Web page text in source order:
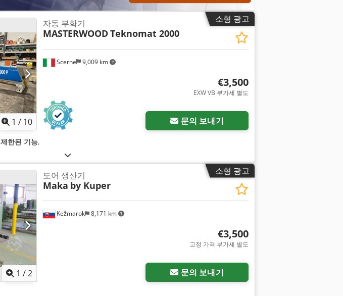
소형 광고
1 / 10
Scerne 9,009 km
자동 부화기
MASTERWOODTeknomat 2000
€3,500
EXW VB 부가세 별도
문의 보내기
제한된 기능,
소형 광고
추가 사진 요청
1 /2
Kežmarok 8,171 km
도어 생산기
Maka by Kuper
€3,500
고정 가격 부가세 별도
문의 보내기